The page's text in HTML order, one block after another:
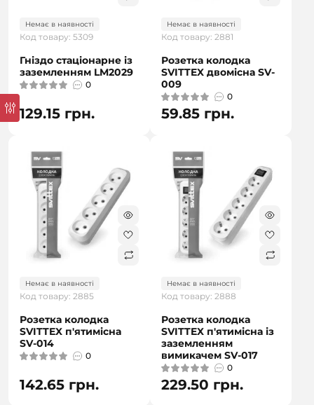
Немає в наявності
Код товару: 5309
Гніздо стаціонарне із
заземленням LM2029
0
129.15 грн.
Немає в наявності
Код товару: 2881
Розетка колодка
SVITTEX двомісна SV-
009
0
59.85 грн.
Немає в наявності
Код товару: 2885
Розетка колодка
SVITTEX п'ятимісна
SV-014
0
142.65 грн.
Немає в наявності
Код товару: 2888
Розетка колодка
SVITTEX п'ятимісна із
заземленням
вимикачем SV-017
0
229.50 грн.